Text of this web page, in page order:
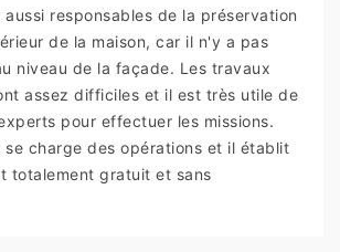
responsables de la préservation
de la maison, car il n'y a pas
niveau de la façade. Les travaux
assez difficiles et il est très utile de
pour effectuer les missions.
se charge des opérations et il établit
totalement gratuit et sans